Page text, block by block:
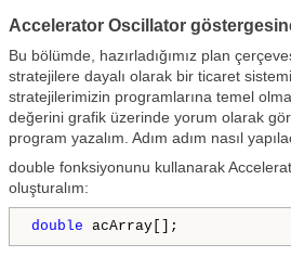
Accelerator Oscillator
Bu bölümde, hazırladığımız plan
stratejilere dayalı olarak bir ticaret
stratejilerimizin programlarına temel
değerini grafik üzerinde yorum olarak
program yazalım. Adım adım nasıl
double fonksiyonunu kullanarak
oluşturalım:
double acArray[];